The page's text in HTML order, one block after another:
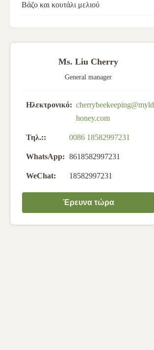
Βάζο και κουτάλι μελιού
Ms. Liu Cherry
General manager
Ηλεκτρονικό: cherrybeekeeping@myld
honey.com
Τηλ.:: 0086 18582997231
WhatsApp: 8618582997231
WeChat: 18582997231
Έρευνα τώρα